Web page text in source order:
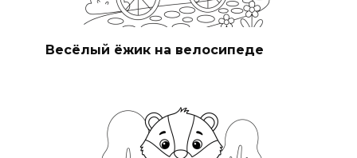
Весёлый ёжик на велосипеде